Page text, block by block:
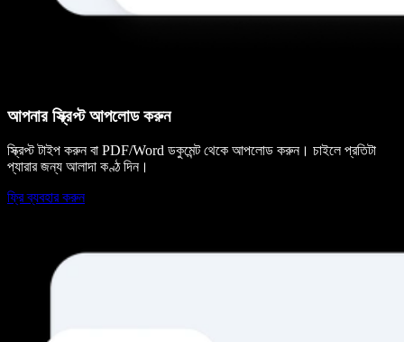
আপনার স্ক্রিপ্ট আপলোড করুন
স্ক্রিপ্ট টাইপ করুন বা PDF/Word ডকুমেন্ট থেকে আপলোড করুন। চাইলে প্রতিটা
প্যারার জন্য আলাদা কণ্ঠ দিন।
ফ্রি ব্যবহার করুন